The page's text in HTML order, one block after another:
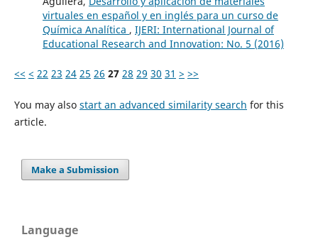
virtuales en español y en inglés para un curso de
Química Analítica , IJERI: International Journal of
Educational Research and Innovation: No. 5 (2016)
<< < 22 23 24 25 26 27 28 29 30 31 > >>
You may also start an advanced similarity search for this
article.
Make a Submission
Language